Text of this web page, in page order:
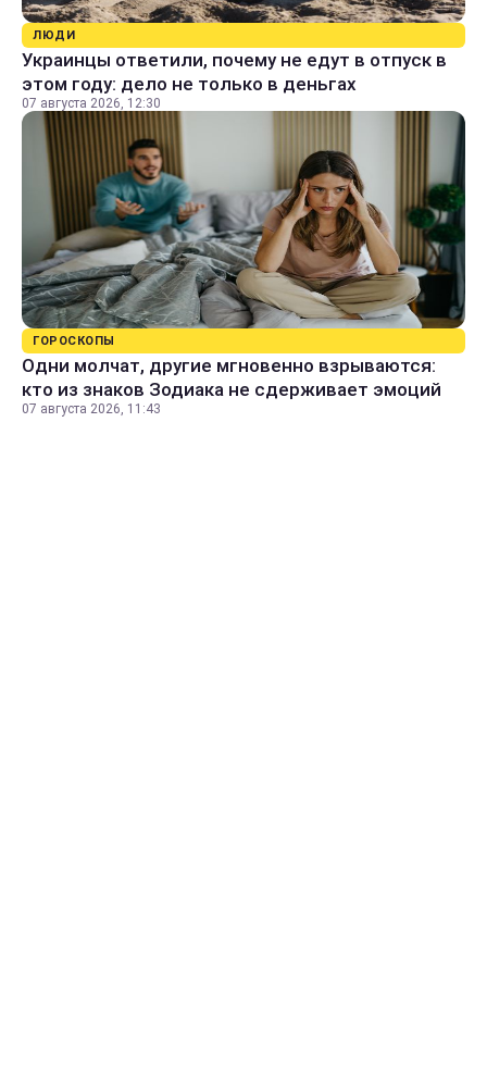
ЛЮДИ
Украинцы ответили, почему не едут в отпуск в
этом году: дело не только в деньгах
07 августа 2026, 12:30
ГОРОСКОПЫ
Одни молчат, другие мгновенно взрываются:
кто из знаков Зодиака не сдерживает эмоций
07 августа 2026, 11:43